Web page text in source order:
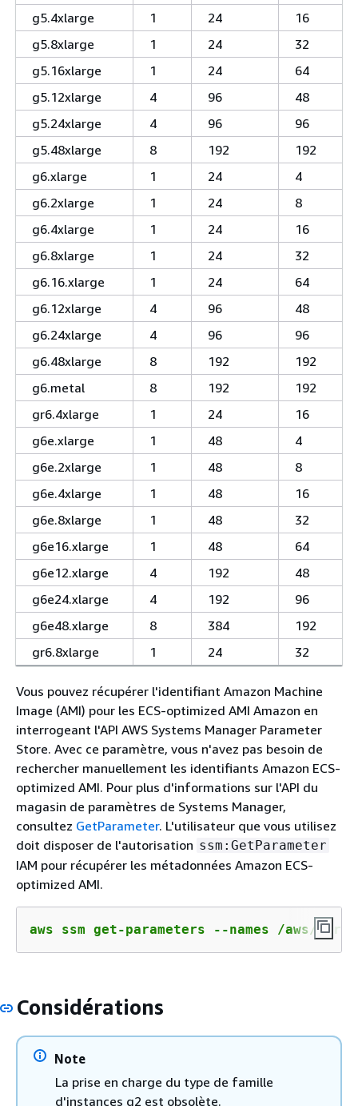
g5.4xlarge
1 24
16
g5.8xlarge
1 24
32
g5.16xlarge
1 24
64
g5.12xlarge
4 96
48
g5.24xlarge
4 96
96
g5.48xlarge
8 192
192
g6.xlarge
1 24
4
g6.2xlarge
1 24
8
g6.4xlarge
1 24
16
g6.8xlarge
1 24
32
g6.16.xlarge
1 24
64
g6.12xlarge
4 96
48
g6.24xlarge
4 96
96
g6.48xlarge
8 192
192
g6.metal
8 192
192
gr6.4xlarge
1 24
16
g6e.xlarge
1 48
4
g6e.2xlarge
1 48
8
g6e.4xlarge
1 48
16
g6e.8xlarge
1 48
32
g6e16.xlarge
1 48
64
g6e12.xlarge
4 192
48
g6e24.xlarge
4 192
96
g6e48.xlarge
8 384
192
gr6.8xlarge
1 24 32
Vous pouvez récupérer l'identifiant Amazon Machine
Image (AMI) pour les ECS-optimized AMI Amazon en
interrogeant l'API AWS Systems Manager Parameter
Store. Avec ce paramètre, vous n'avez pas besoin de
rechercher manuellement les identifiants Amazon ECS-
optimized AMI. Pour plus d'informations sur l'API du
magasin de paramètres de Systems Manager,
consultez GetParameter. L'utilisateur que vous utilisez
doit disposer de l'autorisation ssm:GetParameter
IAM pour récupérer les métadonnées Amazon ECS-
optimized AMI.
aws ssm get-parameters --names /aws/
Considérations
Note
La prise en charge du type de famille
d'instances g2 est obsolète.